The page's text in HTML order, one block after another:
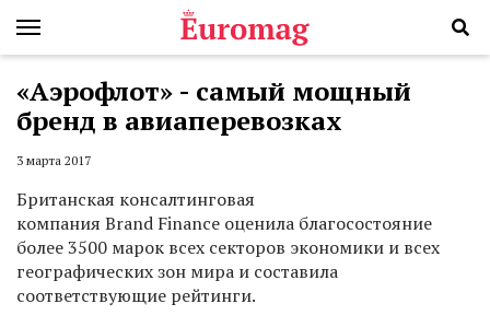
«Аэрофлот» - самый мощный
бренд в авиаперевозках
3 марта 2017
Британская консалтинговая
компания Brand Finance оценила благосостояние
более 3500 марок всех секторов экономики и всех
географических зон мира и составила
соответствующие рейтинги.